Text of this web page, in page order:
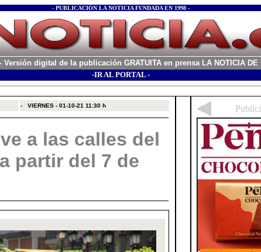
- PUBLICACIÓN LA NOTICIA FUNDADA EN 1998 -
- Versión digital de la publicación GRATUITA en prensa LA NOTICIA DE
-IR AL PORTAL -
- VIERNES - 01-10-21 11:30 h
a las calles del
partir del 7 de